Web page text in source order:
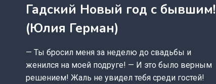
Гадский Новый год с бывшим!
(Юлия Герман)
— Ты бросил меня за неделю до свадьбы и
женился на моей подруге! — И это было верным
решением! Жаль не увидел тебя среди гостей!